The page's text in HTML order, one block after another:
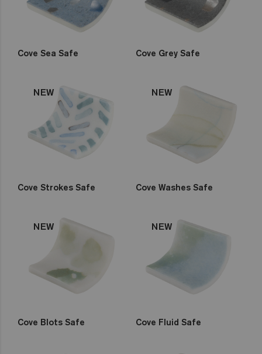
Cove Sea Safe Cove Grey Safe
NEW
Cove Strokes Safe
NEW
Cove Washes Safe
NEW
Cove Blots Safe
NEW
Cove Fluid Safe